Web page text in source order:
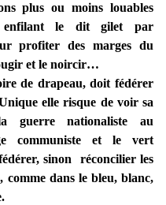
plus ou moins louables
le dit gilet par
profiter des marges du
et le noircir…
de drapeau, doit fédérer
elle risque de voir sa
guerre nationaliste au
communiste et le vert
sinon réconcilier les
comme dans le bleu, blanc,